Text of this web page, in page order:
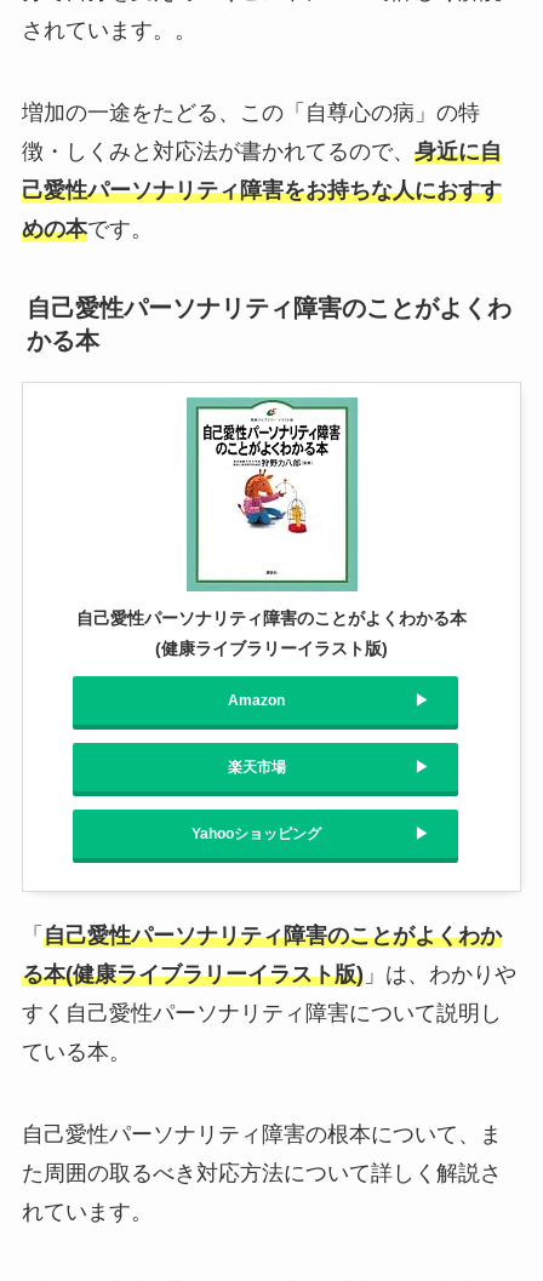
されています。。
増加の一途をたどる、この「自尊心の病」の特
徴・しくみと対応法が書かれてるので、 身近に自
己愛性パーソナリティ障害をお持ちな人におすす
めの本です。
自己愛性パーソナリティ障害のことがよくわ
かる本
自己愛性パーソナリティ障害のことがよくわかる本
(健康ライブラリーイラスト版)
Amazon
楽天市場
Yahooショッピング
「 自己愛性パーソナリティ障害のことがよくわか
る本(健康ライブラリーイラスト版)」は、わかりや
すく自己愛性パーソナリティ障害について説明し
ている本。
自己愛性パーソナリティ障害の根本について、ま
た周囲の取るべき対応方法について詳しく解説さ
れています。